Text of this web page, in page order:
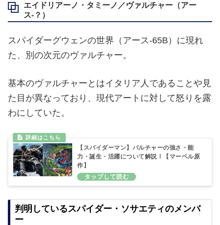
エイドリアーノ・タミーノ／ヴァルチャー（アー
ス‐？）
スパイダーグウェンの世界（アース‐65B）に現れ
た、別の次元のヴァルチャー。
基本のヴァルチャーとはイタリア人であることや見
た目が異なっており、現代アートに対して怒りを露
わにしていた。
【スパイダーマン】バルチャーの強さ・能
力・誕生・活躍について解説！【マーベル原
作】
判明しているスパイダー・ソサエティのメンバ
ー